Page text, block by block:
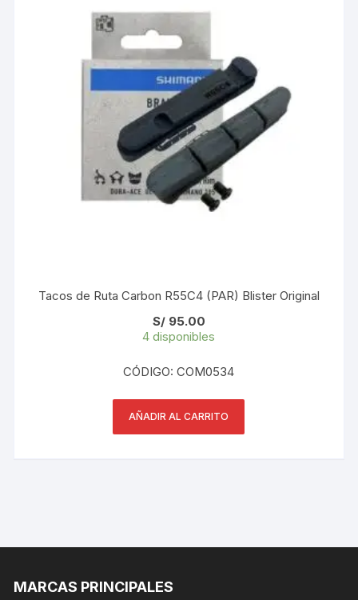
Tacos de Ruta Carbon R55C4 (PAR) Blister Original
S/95.00
4 disponibles
CÓDIGO: COM0534
AÑADIR AL CARRITO
MARCAS PRINCIPALES